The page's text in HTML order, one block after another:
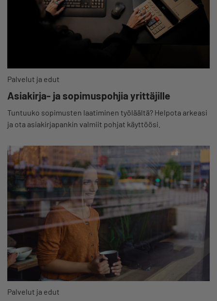
Palvelut ja edut
Asiakirja- ja sopimuspohjia yrittäjille
Tuntuuko sopimusten laatiminen työläältä? Helpota arkeasi
ja ota asiakirjapankin valmiit pohjat käyttöösi.
Palvelut ja edut